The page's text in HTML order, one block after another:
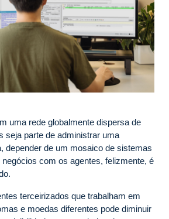
uma rede globalmente dispersa de
seja parte de administrar uma
depender de um mosaico de sistemas
com os agentes, felizmente, é
terceirizados que trabalham em
e moedas diferentes pode diminuir